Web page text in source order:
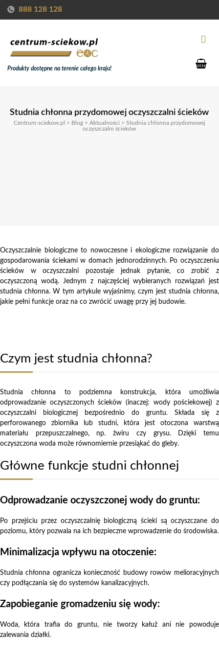
888 128 128
Produkty dostępne na terenie całego kraju!
Studnia chłonna przydomowej oczyszczalni ścieków
Centrum-sciekow.pl > Blog > Aktualności > Studnia chłonna przydomowej
oczyszczalni ścieków
Oczyszczalnie biologiczne to nowoczesne i ekologiczne rozwiązanie do
gospodarowania ściekami w domach jednorodzinnych. Po oczyszczeniu
ścieków w oczyszczalni pozostaje jednak pytanie, co zrobić z
oczyszczoną wodą. Jednym z najczęściej wybieranych rozwiązań jest
studnia chłonna. W tym artykule wyjaśnimy, czym jest studnia chłonna,
jakie pełni funkcje oraz na co zwrócić uwagę przy jej budowie.
Czym jest studnia chłonna?
Studnia chłonna to podziemna konstrukcja, która umożliwia
odprowadzanie oczyszczonych ścieków (inaczej: wody pościekowej) z
oczyszczalni biologicznej bezpośrednio do gruntu. Składa się z
perforowanego zbiornika lub studni, która jest otoczona warstwą
materiału przepuszczalnego, np. żwiru czy grysu. Dzięki temu
oczyszczona woda może równomiernie przesiąkać do gleby.
Główne funkcje studni chłonnej
Odprowadzanie oczyszczonej wody do gruntu:
Po przejściu przez oczyszczalnię biologiczną ścieki są oczyszczane do
poziomu, który pozwala na ich bezpieczne wprowadzenie do środowiska.
Minimalizacja wpływu na otoczenie:
Studnia chłonna ogranicza konieczność budowy rowów melioracyjnych
czy podłączania się do systemów kanalizacyjnych.
Zapobieganie gromadzeniu się wody:
Woda, która trafia do gruntu, nie tworzy kałuż ani nie powoduje
zalewania działki.